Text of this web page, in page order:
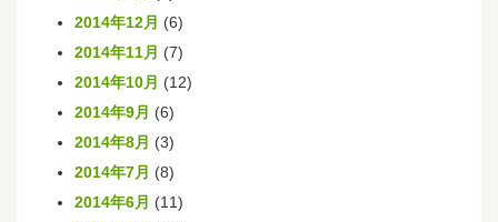
2014年12月 (6)
2014年11月 (7)
2014年10月 (12)
2014年9月 (6)
2014年8月 (3)
2014年7月 (8)
2014年6月 (11)